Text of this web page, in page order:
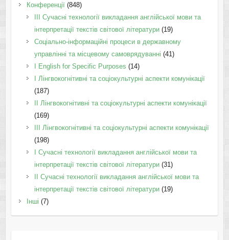
Конференції(848)
III Сучасні технології викладання англійської мови та
інтерпретації текстів світової літератури(19)
Соціально-інформаційні процеси в державному
управлінні та місцевому самоврядуванні (41)
І English for Specific Purposes (14)
I Лінгвокогнітивні та соціокультурні аспекти комунікації
(187)
IІ Лінгвокогнітивні та соціокультурні аспекти комунікації
(169)
IІI Лінгвокогнітивні та соціокультурні аспекти комунікації
(198)
I Cучасні технології викладання англійської мови та
інтерпретації текстів світової літератури(31)
II Cучасні технології викладання англійської мови та
інтерпретації текстів світової літератури(19)
Інші (7)